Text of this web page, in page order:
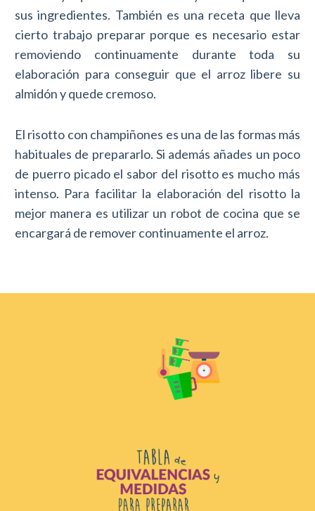
sus ingredientes. También es una receta que lleva
cierto trabajo preparar porque es necesario estar
removiendo continuamente durante toda su
elaboración para conseguir que el arroz libere su
almidón y quede cremoso.
El risotto con champiñones es una de las formas más
habituales de prepararlo. Si además añades un poco
de puerro picado el sabor del risotto es mucho más
intenso. Para facilitar la elaboración del risotto la
mejor manera es utilizar un robot de cocina que se
encargará de remover continuamente el arroz.